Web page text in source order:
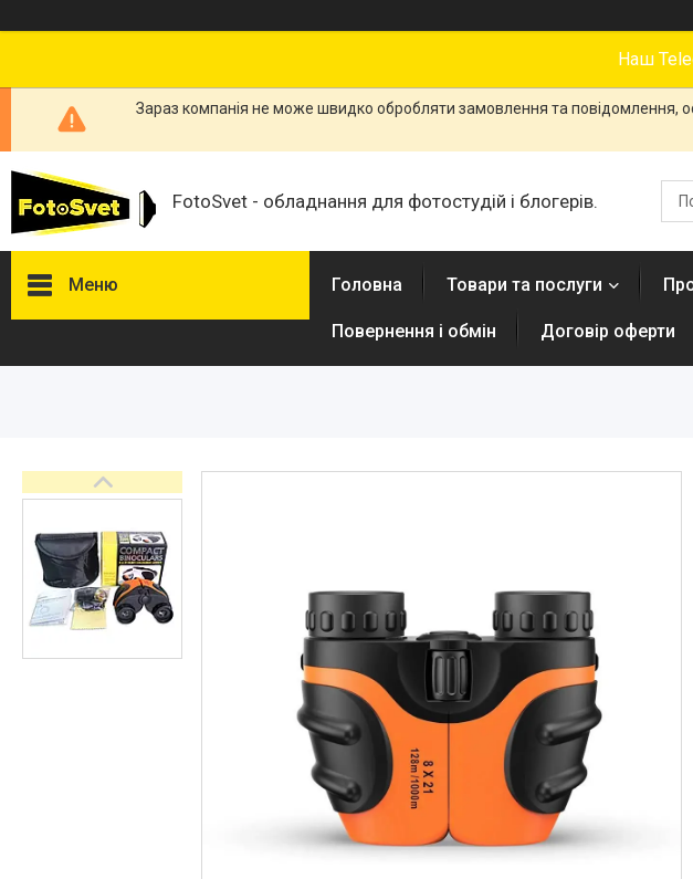
Наш
Зараз компанія не може швидко обробляти замовлення та повідомлення,
FotoSvet - обладнання для фотостудій і блогерів.
Меню
Студійні парасольки
Лампи для постійного та
імпульсного світла
Набори постійного світла для
фото і відео
Набори імпульсного світла
Головна Товари та послуги
Повернення і обмін Договір оферти